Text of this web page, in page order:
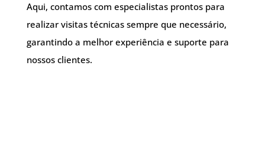
Aqui, contamos com especialistas prontos para
realizar visitas técnicas sempre que necessário,
garantindo a melhor experiência e suporte para
nossos clientes.